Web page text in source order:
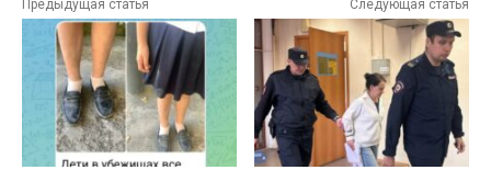
Предыдущая статья Следующая статья